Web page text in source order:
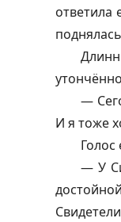
—
И я тоже
Голос
— У